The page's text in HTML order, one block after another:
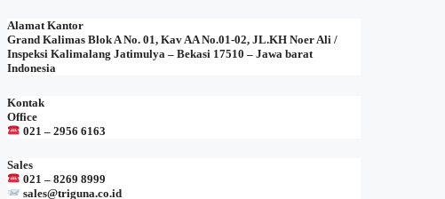
Alamat Kantor
Grand Kalimas Blok A No. 01, Kav AA No.01-02, JL.KH Noer Ali /
Inspeksi Kalimalang Jatimulya – Bekasi 17510 – Jawa barat
Indonesia
Kontak
Office
021 – 2956 6163
Sales
021 – 8269 8999
sales@triguna.co.id